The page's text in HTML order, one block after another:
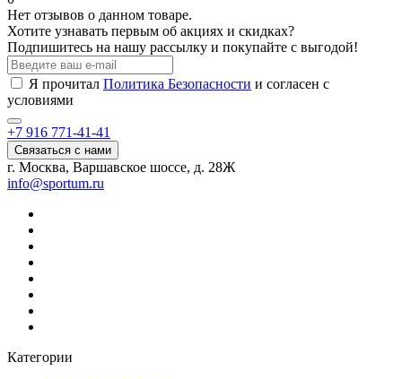
Нет отзывов о данном товаре.
Хотите узнавать первым об акциях и скидках?
Подпишитесь на нашу рассылку и покупайте с выгодой!
Я прочитал Политика Безопасности и согласен с
условиями
+7 916 771-41-41
Связаться с нами
г. Москва, Варшавское шоссе, д. 28Ж
info@sportum.ru
Категории